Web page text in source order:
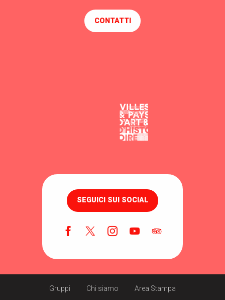
CONTATTI
SEGUICI SUI SOCIAL
Gruppi Chi siamo Area Stampa